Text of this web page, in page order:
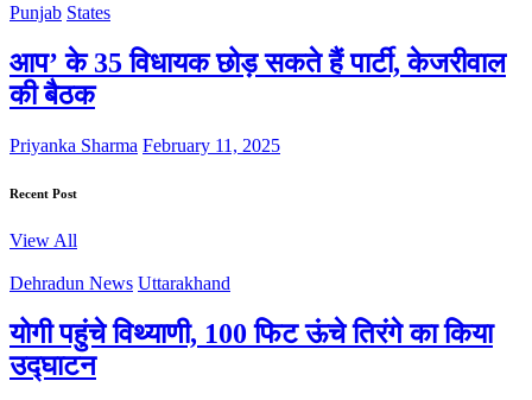
Punjab States
आप’ के 35 विधायक छोड़ सकते हैं पार्टी, केजरीवाल
की बैठक
Priyanka Sharma February 11, 2025
Recent Post
View All
Dehradun News Uttarakhand
योगी पहुंचे विथ्याणी, 100 फिट ऊंचे तिरंगे का किया
उद्घाटन